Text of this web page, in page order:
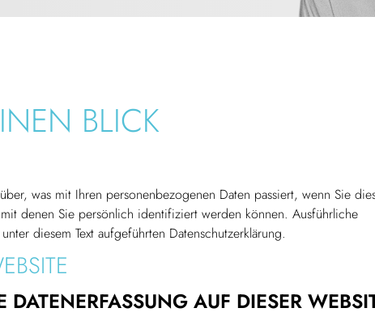
BLICK
was mit Ihren personenbezogenen Daten passiert, wenn Sie
denen Sie persönlich identifiziert werden können. Ausführliche
diesem Text aufgeführten Datenschutzerklärung.
AUF DIESER